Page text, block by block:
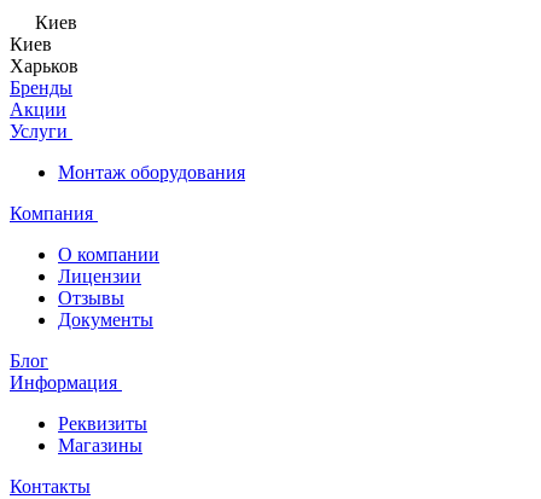
Киев
Киев
Харьков
Бренды
Акции
Услуги
Монтаж оборудования
Компания
О компании
Лицензии
Отзывы
Документы
Блог
Информация
Реквизиты
Магазины
Контакты